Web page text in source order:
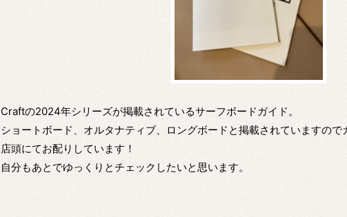
Craftの2024年シリーズが掲載されているサーフボードガイド。
ショートボード、オルタナティブ、ロングボードと掲載されていますので
店頭にてお配りしています！
自分もあとでゆっくりとチェックしたいと思います。